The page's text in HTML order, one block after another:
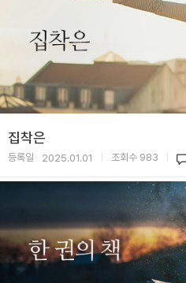
집착은
등록일 2025.01.01 조회수 983